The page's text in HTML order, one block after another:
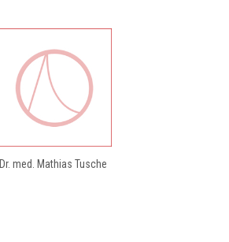
Dr. med. Mathias Tusche